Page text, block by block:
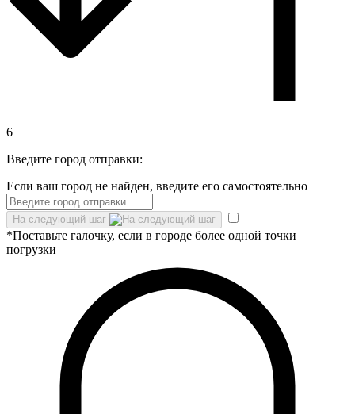
6
Введите город отправки:
Если ваш город не найден, введите его самостоятельно
На следующий шаг
*Поставьте галочку, если в городе более одной точки
погрузки